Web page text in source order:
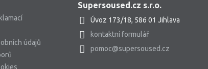
údajů
Supersoused.cz s.r.o.
Úvoz 173/18, 586 01 Jihlava
kontaktní formulář
pomoc@supersoused.cz